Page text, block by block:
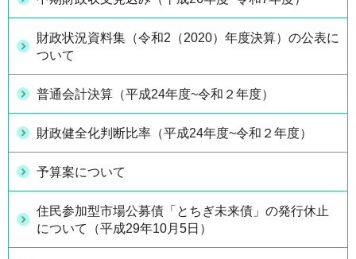
財政状況資料集（令和2（2020）年度決算）の公表に
ついて
普通会計決算（平成24年度~令和２年度）
財政健全化判断比率（平成24年度~令和２年度）
予算案について
住民参加型市場公募債「とちぎ未来債」の発行休止
について（平成29年10月5日）